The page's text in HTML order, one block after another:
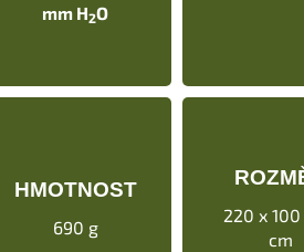
mm H2O
HMOTNOST
690 g
220 x 100
cm